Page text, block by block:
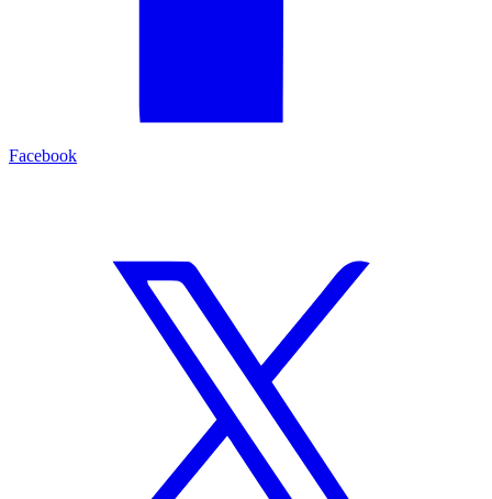
Facebook